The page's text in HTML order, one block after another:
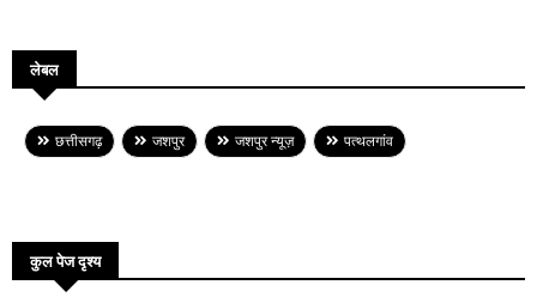
लेबल
छत्तीसगढ़ जशपुर जशपुर न्यूज़ पत्थलगांव
कुल पेज दृश्य